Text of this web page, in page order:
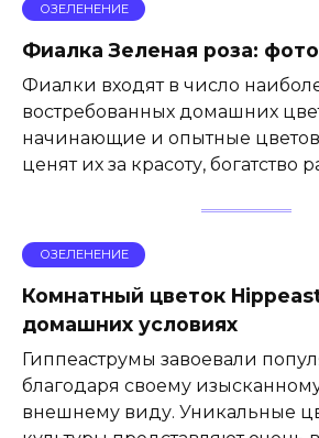
ОЗЕЛЕНЕНИЕ
Фиалка Зеленая роза:
Фиалки входят в число
востребованных домашних
начинающие и опытные
ценят их за красоту, богатство
ОЗЕЛЕНЕНИЕ
Комнатный цветок
домашних условиях
Гиппеаструмы завоевали
благодаря своему
внешнему виду. Уникальные